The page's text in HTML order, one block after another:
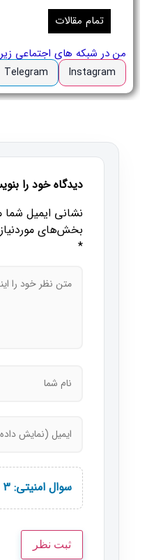
تمام مقالات
من در شبکه های اجتماعی
Instagram
Telegram
دیدگاه خود را
نشانی ایمیل
بخش‌های
*
سوال امنیتی: 3 + 4 =